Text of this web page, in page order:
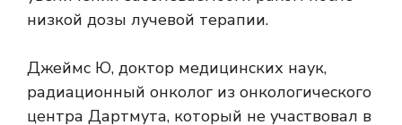
низкой дозы лучевой терапии.
Джеймс Ю, доктор медицинских наук,
радиационный онколог из онкологического
центра Дартмута, который не участвовал в